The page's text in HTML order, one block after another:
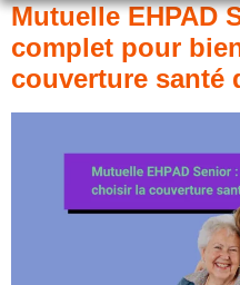
Mutuelle EHPAD
complet pour
couverture santé